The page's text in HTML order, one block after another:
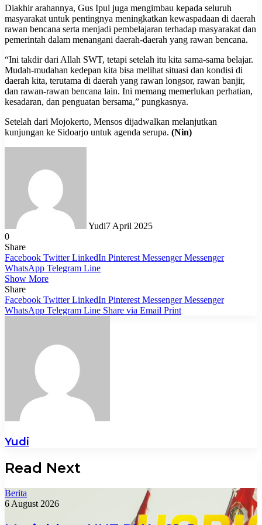
Diakhir arahannya, Gus Ipul juga mengimbau kepada seluruh
masyarakat untuk pentingnya meningkatkan kewaspadaan di daerah
rawan bencana serta menjadi pembelajaran terhadap masyarakat dan
pemerintah dalam menangani daerah-daerah yang rawan bencana.
“Ini takdir dari Allah SWT, tetapi setelah itu kita sama-sama belajar.
Mudah-mudahan kedepan kita bisa melihat situasi dan kondisi di
daerah kita, terutama di daerah yang rawan longsor, rawan banjir,
dan rawan-rawan bencana lain. Ini memang memerlukan perhatian,
kesadaran, dan penguatan bersama,” pungkasnya.
Setelah dari Mojokerto, Mensos dijadwalkan melanjutkan
kunjungan ke Sidoarjo untuk agenda serupa. (Nin)
Yudi7 April 2025
0
Share
Facebook Twitter LinkedIn Pinterest Messenger Messenger
WhatsApp Telegram Line
Show More
Share
Facebook Twitter LinkedIn Pinterest Messenger Messenger
WhatsApp Telegram Line Share via Email Print
Yudi
Read Next
Berita
6 August 2026